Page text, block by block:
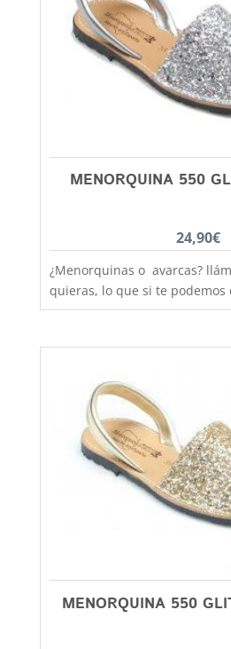
con todos los estilos de ropa
rango de tallas desde la talla 28 a
tener en cuenta que las tallas
grandes y si tienes dudas
elige siempre el más grande
MENORQUINA 550
24,90€
¿Menorquinas o avarcas?
quieras, lo que si te podemos
fabricación nacional y
transpiración, comodidad y
con todos los estilos de ropa
rango de tallas para poder
pequeñas de la casa,
madres, padres,
los zapatos más bonitos, con
mejor precio y siempre el
MENORQUINA 550